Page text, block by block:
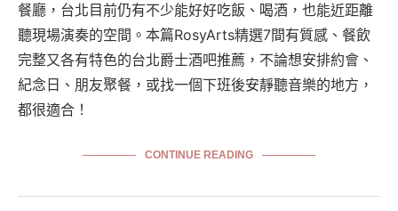
餐廳，台北目前仍有不少能好好吃飯、喝酒，也能近距離
聽現場演奏的空間。本篇RosyArts精選7間有質感、餐飲
完整又各有特色的台北爵士酒吧推薦，不論想安排約會、
紀念日、朋友聚餐，或找一個下班後安靜聽音樂的地方，
都很適合！
CONTINUE READING